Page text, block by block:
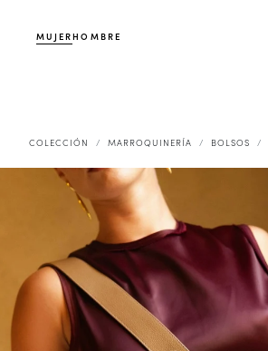
MUJERHOMBRE
COLECCIÓN MARROQUINERÍA BOLSOS